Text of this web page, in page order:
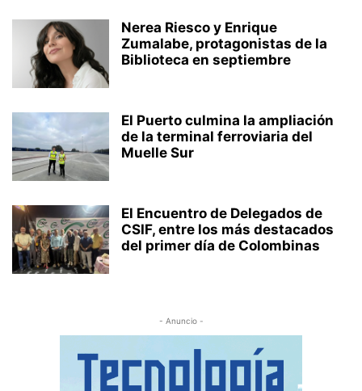
Nerea Riesco y Enrique
Zumalabe, protagonistas de la
Biblioteca en septiembre
El Puerto culmina la ampliación
de la terminal ferroviaria del
Muelle Sur
El Encuentro de Delegados de
CSIF, entre los más destacados
del primer día de Colombinas
- Anuncio -